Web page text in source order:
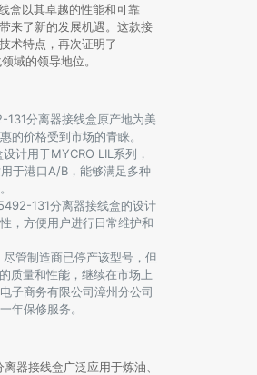
盒以其卓越的性能和可靠
来了新的发展机遇。这款接
术特点，再次证明了
域的领导地位。
131分离器接线盒原产地为美
的价格受到市场的青睐。
计用于MYCRO LIL系列，
于港口A/B，能够满足多种
131分离器接线盒的设计
，方便用户进行日常维护和
尽管制造商已停产该型号，但
质量和性能，继续在市场上
子商务有限公司漳州分公司
年保修服务。
器接线盒广泛应用于炼油、